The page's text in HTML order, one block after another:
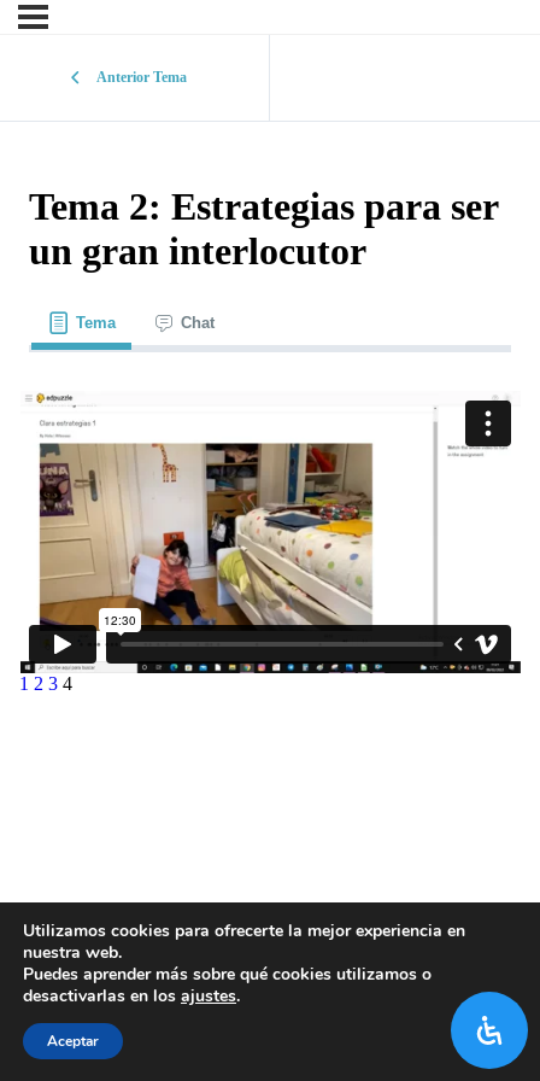
Anterior Tema
Tema 2: Estrategias para ser
un gran interlocutor
Tema Chat
1 2 3 4
Utilizamos cookies para ofrecerte la mejor experiencia en
nuestra web.
Puedes aprender más sobre qué cookies utilizamos o
desactivarlas en los ajustes.
Aceptar